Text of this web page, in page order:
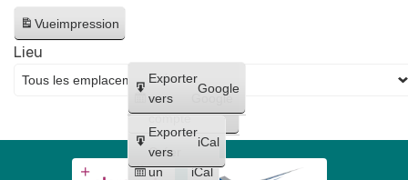
Vueimpression
Créer
un
compte
Google
Créer
un
iCal
Exporter
vers
Google
Exporter
vers
iCal
Lieu